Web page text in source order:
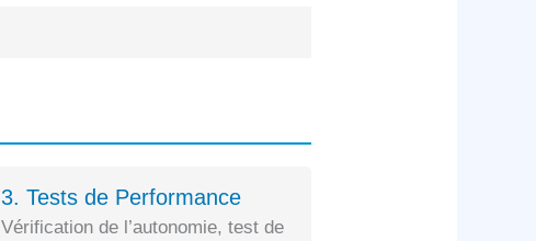
3. Tests de Performance
Vérification de l’autonomie, test de